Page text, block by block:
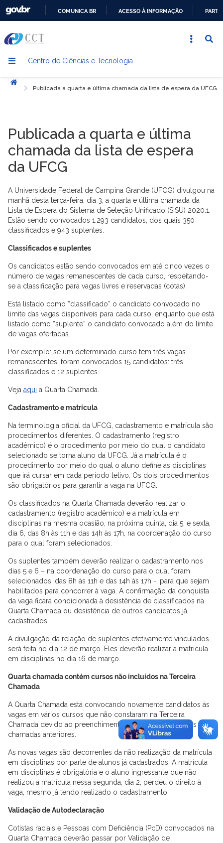
CONTEÚDO
COMUNICA BR ACESSO À INFORMAÇÃO
Centro de Ciências e Tecnologia
Início
Publicada a quarta e última chamada da lista de espera da UFCG
Publicada a quarta e última
chamada da lista de espera
da UFCG
A Universidade Federal de Campina Grande (UFCG) divulgou na
manhã desta terça-feira, dia 3, a quarta e última chamada da
Lista de Espera do Sistema de Seleção Unificado (SiSU) 2020.1.
Estão sendo convocados 1.293 candidatos, dos quais 350
classificados e 943 suplentes.
Classificados e suplentes
Os candidatos estão sendo convocados em até cinco vezes o
número de vagas remanescentes de cada curso, respeitando-
se a classificação para vagas livres e reservadas (cotas).
Está listado como “classificado” o candidato convocado no
limite das vagas disponíveis para cada curso, enquanto que está
listado como “suplente” o candidato convocado além do limite
de vagas ofertadas.
Por exemplo: se um determinado curso tem três vagas
remanescentes, foram convocados 15 candidatos: três
classificados e 12 suplentes.
Veja aqui a Quarta Chamada.
Cadastramento e matrícula
Na terminologia oficial da UFCG, cadastramento e matrícula são
procedimentos diferentes. O cadastramento (registro
acadêmico) é o procedimento por meio do qual o candidato
selecionado se torna aluno da UFCG. Já a matrícula é o
procedimento por meio do qual o aluno define as disciplinas
que irá cursar em cada período letivo. Os dois procedimentos
são obrigatórios para garantir a vaga na UFCG.
Os classificados na Quarta Chamada deverão realizar o
cadastramento (registro acadêmico) e a matrícula em
disciplinas na mesma ocasião, na próxima quinta, dia 5, e sexta,
dia 6, das 8h às 11h e das 14h às 17h, na coordenação do curso
para o qual foram selecionados.
Os suplentes também deverão realizar o cadastramento nos
dias 5 e 6 – na coordenação do curso para o qual foram
selecionados, das 8h às 11h e das 14h às 17h -, para que sejam
habilitados para concorrer à vaga. A confirmação da conquista
da vaga ficará condicionada à desistência de classificados na
Quarta Chamada ou desistência de outros candidatos já
cadastrados.
A divulgação da relação de suplentes efetivamente vinculados
será feita no dia 12 de março. Eles deverão realizar a matrícula
em disciplinas no dia 16 de março.
Quarta chamada contém cursos não incluídos na Terceira
Chamada
A Quarta Chamada está convocando novamente candidatos às
vagas em vários cursos que não constaram na Terceira
Chamada devido ao preenchimento de todas as vagas nas
chamadas anteriores.
As novas vagas são decorrentes da não realização da matrícula
em disciplinas por parte de alunos já cadastrados. A matrícula
em disciplinas é obrigatória e o aluno ingressante que não
realizou a matrícula nessa segunda, dia 2, perdeu o direito à
vaga, mesmo já tendo realizado o cadastramento.
Validação de Autodeclaração
Cotistas raciais e Pessoas com Deficiência (PcD) convocados na
Quarta Chamada deverão passar por Validação de